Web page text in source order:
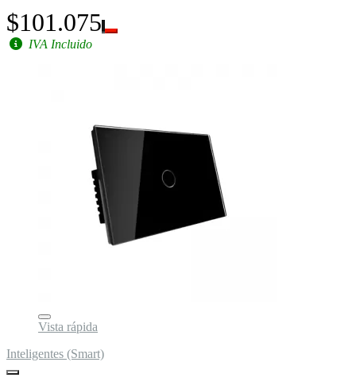
$101.075
IVA Incluido
Vista rápida
Inteligentes (Smart)